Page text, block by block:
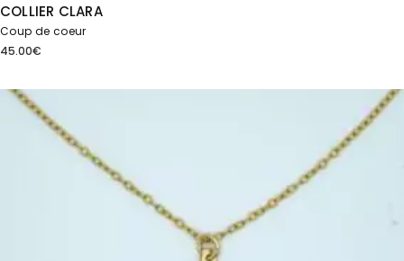
COLLIER CLARA
Coup de coeur
45.00€